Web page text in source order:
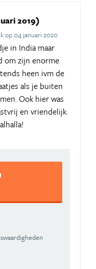
2019)
op 04 januari 2020
in India maar
om zijn enorme
heen ivm de
als je buiten
Ook hier was
en vriendelijk.